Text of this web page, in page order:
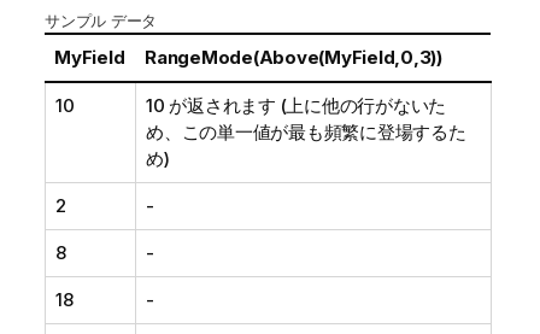
モ
サンプル データ
MyField RangeMode(Above(MyField,0,3))
10
10 が返されます (上に他の行がないた
め、この単一値が最も頻繁に登場するた
め)
2 -
8 -
18 -